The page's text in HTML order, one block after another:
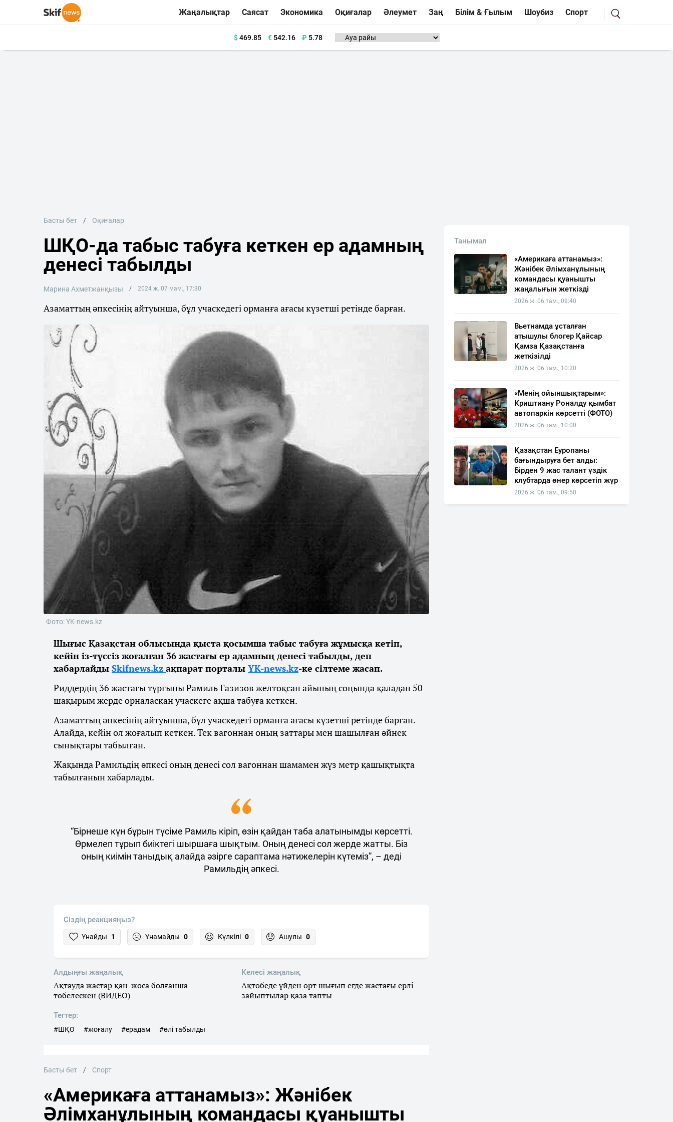
Жаңалықтар Саясат Экономика Оқиғалар Әлеумет Заң Білім & Ғылым Шоубиз Спорт
$469.85 €542.16 ₽ 5.78
Басты бет Оқиғалар
ШҚО-да табыс табуға кеткен ер адамның
денесі табылды
Марина Ахметжанқызы 2024 ж. 07 мам., 17:30
Азаматтың әпкесінің айтуынша, бұл учаскедегі орманға ағасы күзетші ретінде барған.
Фото: YK-news.kz
Шығыс Қазақстан облысында қыста қосымша табыс табуға жұмысқа кетіп,
кейін із-түссіз жоғалған 36 жастағы ер адамның денесі табылды, деп
хабарлайды Skifnews.kz ақпарат порталы YK-news.kz-ке сілтеме жасап.
Риддердің 36 жастағы тұрғыны Рамиль Ғазизов желтоқсан айының соңында қаладан 50
шақырым жерде орналасқан учаскеге ақша табуға кеткен.
Азаматтың әпкесінің айтуынша, бұл учаскедегі орманға ағасы күзетші ретінде барған.
Алайда, кейін ол жоғалып кеткен. Тек вагоннан оның заттары мен шашылған әйнек
сынықтары табылған.
Жақында Рамильдің әпкесі оның денесі сол вагоннан шамамен жүз метр қашықтықта
табылғанын хабарлады.
“Бірнеше күн бұрын түсіме Рамиль кіріп, өзін қайдан таба алатынымды көрсетті.
Өрмелеп тұрып биіктегі шыршаға шықтым. Оның денесі сол жерде жатты. Біз
оның киімін таныдық алайда әзірге сараптама нәтижелерін күтеміз”, – деді
Рамильдің әпкесі.
Сіздің реакцияңыз?
Ұнайды 1 Ұнамайды 0 Күлкілі 0 Ашулы 0
Алдыңғы жаңалық
Ақтауда жастар қан-жоса болғанша
төбелескен (ВИДЕО)
Келесі жаңалық
Ақтөбеде үйден өрт шығып егде жастағы ерлі-
зайыптылар қаза тапты
Тегтер:
#ШҚО #жоғалу #ерадам #өлі табылды
Басты бет Спорт
«Америкаға аттанамыз»: Жәнібек
Әлімханұлының командасы қуанышты
Танымал
«Америкаға аттанамыз»:
Жәнібек Әлімханұлының
командасы қуанышты
жаңалығын жеткізді
2026 ж. 06 там., 09:40
Вьетнамда ұсталған
атышулы блогер Қайсар
Қамза Қазақстанға
жеткізілді
2026 ж. 06 там., 10:20
«Менің ойыншықтарым»:
Криштиану Роналду қымбат
автопаркін көрсетті (ФОТО)
2026 ж. 06 там., 10:00
Қазақстан Еуропаны
бағындыруға бет алды:
Бірден 9 жас талант үздік
клубтарда өнер көрсетіп жүр
2026 ж. 06 там., 09:50